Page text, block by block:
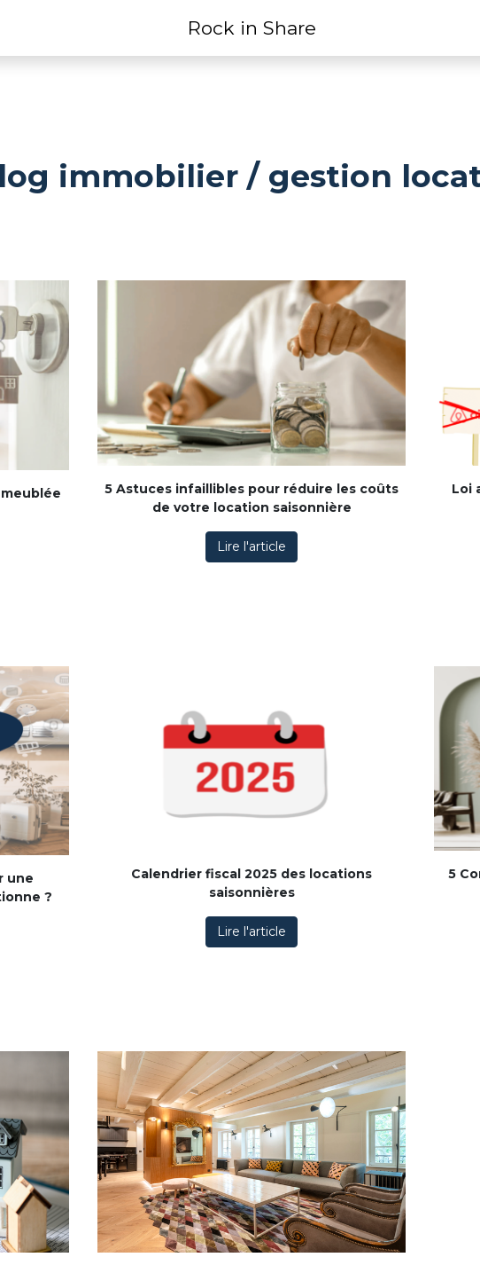
Rock in Share
immobilier / gestion
5 Astuces infaillibles pour réduire les coûts
de votre location saisonnière
Lire l'article
Loi
une
?
Calendrier fiscal 2025 des locations
saisonnières
Lire l'article
5